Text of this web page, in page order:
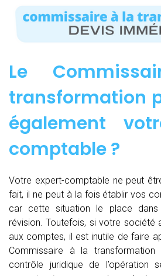
Le
transformation
également
comptable ?
Votre expert-comptable ne peut
fait, il ne peut à la fois établir vos
car cette situation le place dans
révision. Toutefois, si votre société
aux comptes, il est inutile de faire
Commissaire à la transformation
contrôle juridique de l’opération